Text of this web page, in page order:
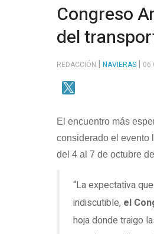
Congreso
del
REDACCIÓN NAVIERAS 06
El encuentro más
considerado el evento
del 4 al 7 de octubre
“La expectativa
indiscutible, el
hoja donde traigo